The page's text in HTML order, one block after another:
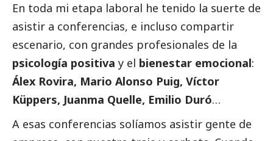
En toda mi etapa laboral he tenido la suerte de
asistir a conferencias, e incluso compartir
escenario, con grandes profesionales de la
psicología positiva y el bienestar emocional:
Álex Rovira, Mario Alonso Puig, Víctor
Küppers, Juanma Quelle, Emilio Duró…
A esas conferencias solíamos asistir gente de